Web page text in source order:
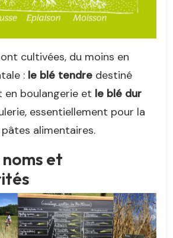
cultivées, du moins en
: le blé tendre destiné
en boulangerie et le blé dur
essentiellement pour la
alimentaires.
et